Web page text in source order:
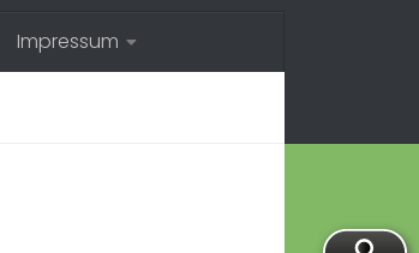
Impressum